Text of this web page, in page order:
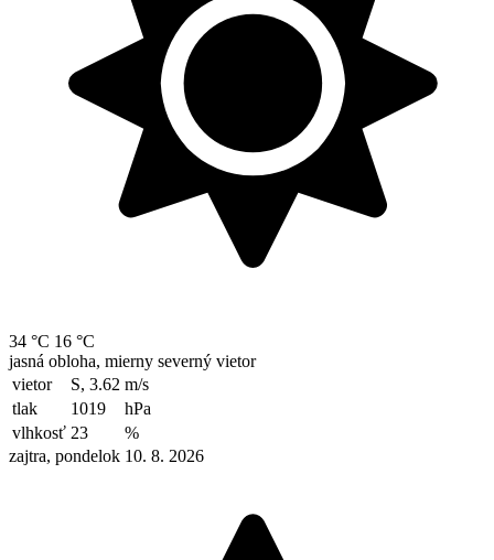
34 °C 16 °C
jasná obloha, mierny severný vietor
vietor
S, 3.62 m/s
tlak
1019
hPa
vlhkosť 23
%
zajtra, pondelok 10. 8. 2026